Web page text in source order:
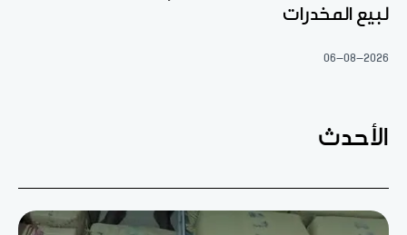
لبيع المخدرات
06-08-2026
الأحدث